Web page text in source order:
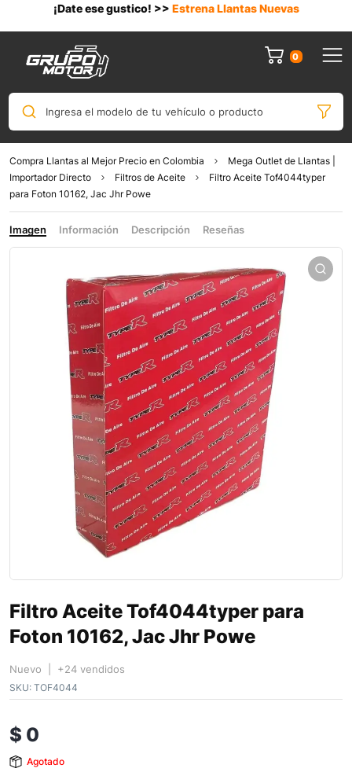
¡Date ese gustico! >> Estrena Llantas Nuevas
0
Ingresa el modelo de tu vehículo o producto
Compra Llantas al Mejor Precio en Colombia
Mega Outlet de Llantas |
Importador Directo
Filtros de Aceite
Filtro Aceite Tof4044typer
para Foton 10162, Jac Jhr Powe
Imagen Información Descripción Reseñas
Filtro Aceite Tof4044typer para
Foton 10162, Jac Jhr Powe
Nuevo | +24 vendidos
SKU: TOF4044
$ 0
Agotado